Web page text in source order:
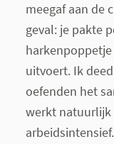
meegaf aan de
geval: je pakte
uitvoert. Ik
oefenden het
werkt natuurlijk